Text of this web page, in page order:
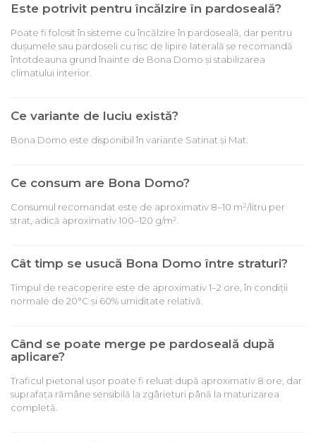
Este potrivit pentru încălzire în pardoseală?
Poate fi folosit în sisteme cu încălzire în pardoseală, dar pentru
dușumele sau pardoseli cu risc de lipire laterală se recomandă
întotdeauna grund înainte de Bona Domo și stabilizarea
climatului interior.
Ce variante de luciu există?
Bona Domo este disponibil în variante Satinat și Mat.
Ce consum are Bona Domo?
Consumul recomandat este de aproximativ 8–10 m²/litru per
strat, adică aproximativ 100–120 g/m².
Cât timp se usucă Bona Domo între straturi?
Timpul de reacoperire este de aproximativ 1–2 ore, în condiții
normale de 20°C și 60% umiditate relativă.
Când se poate merge pe pardoseală după
aplicare?
Traficul pietonal ușor poate fi reluat după aproximativ 8 ore, dar
suprafața rămâne sensibilă la zgârieturi până la maturizarea
completă.